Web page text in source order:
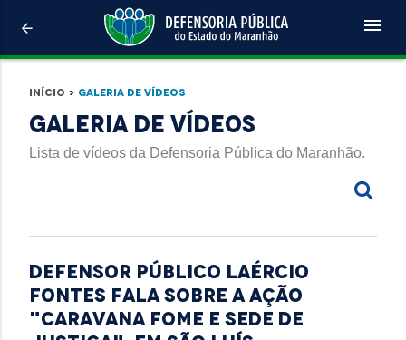
arrow_back menu
Início > Galeria de Vídeos
Galeria de Vídeos
Lista de vídeos da Defensoria Pública do Maranhão.
Defensor público Laércio
Fontes fala sobre a ação
"Caravana Fome e Sede de